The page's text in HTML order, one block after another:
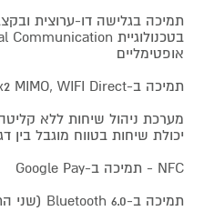
תמיכה בגלישה דו-ערוצית
אופטימליים
תמיכה ב-2x2 MIMO, WIFI Direct
יכולת שיחות בטווח מוגבל בין
NFC - תמיכה ב-Google Pay
תמיכה ב-Bluetooth 6.0 (שני התקנים בו-זמנית)